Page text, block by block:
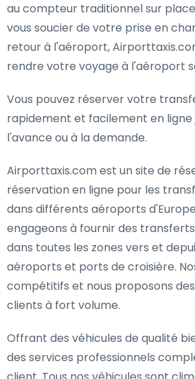
au compteur traditionnel sur
vous soucier de votre prise en
retour à l'aéroport,
rendre votre voyage à l'aéroport
Vous pouvez réserver votre
rapidement et facilement en ligne
l'avance ou à la demande.
Airporttaxis.com est un site de
réservation en ligne pour les
dans différents aéroports
engageons à fournir des
dans toutes les zones vers et
aéroports et ports de croisière.
compétitifs et nous proposons
clients à fort volume.
Offrant des véhicules de qualité
des services professionnels